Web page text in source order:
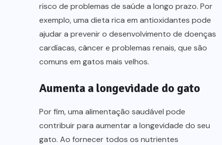
risco de problemas de saúde a longo prazo. Por
exemplo, uma dieta rica em antioxidantes pode
ajudar a prevenir o desenvolvimento de doenças
cardíacas, câncer e problemas renais, que são
comuns em gatos mais velhos.
Aumenta a longevidade do gato
Por fim, uma alimentação saudável pode
contribuir para aumentar a longevidade do seu
gato. Ao fornecer todos os nutrientes